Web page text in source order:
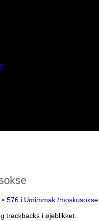
576 i Umimmak /
trackbacks i øjeblikket.